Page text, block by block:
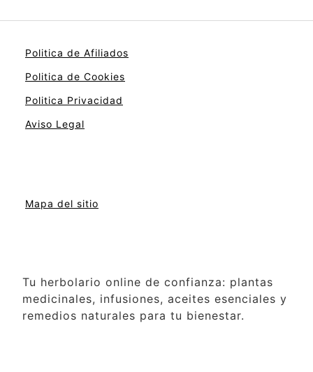
Politica de Afiliados
Politica de Cookies
Politica Privacidad
Aviso Legal
Mapa del sitio
Tu herbolario online de confianza: plantas
medicinales, infusiones, aceites esenciales y
remedios naturales para tu bienestar.